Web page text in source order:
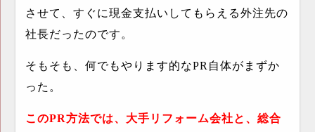
させて、すぐに現金支払いしてもらえる外注先の
社長だったのです。
そもそも、何でもやります的なPR 自体がまずか
った。
このPR方法では、大手リフォーム会社と、総合